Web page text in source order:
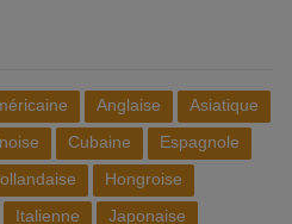
Anglaise
Asiatique
Cubaine
Espagnole
Hongroise
Italienne
Japonaise